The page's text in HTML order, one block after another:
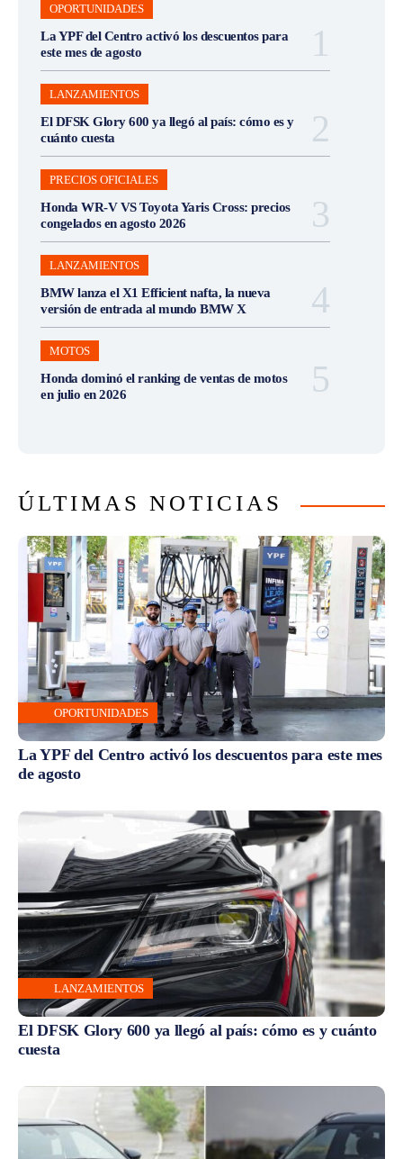
OPORTUNIDADES
La YPF del Centro activó los descuentos para
este mes de agosto
LANZAMIENTOS
El DFSK Glory 600 ya llegó al país: cómo es y
cuánto cuesta
PRECIOS OFICIALES
Honda WR-V VS Toyota Yaris Cross: precios
congelados en agosto 2026
LANZAMIENTOS
BMW lanza el X1 Efficient nafta, la nueva
versión de entrada al mundo BMW X
MOTOS
Honda dominó el ranking de ventas de motos
en julio en 2026
ÚLTIMAS NOTICIAS
OPORTUNIDADES
La YPF del Centro activó los descuentos para este mes
de agosto
LANZAMIENTOS
El DFSK Glory 600 ya llegó al país: cómo es y cuánto
cuesta